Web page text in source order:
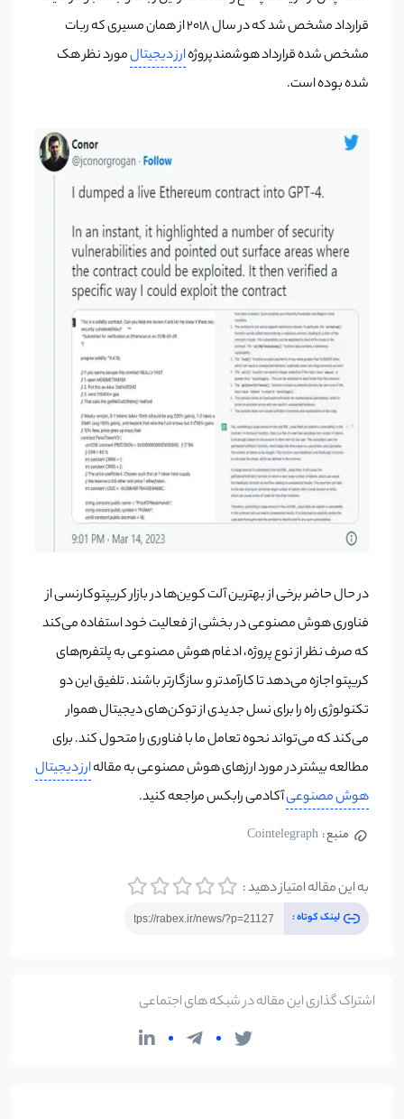
قرارداد مشخص شد که در سال ۲۰۱۸ از همان مسیری که ربات
مشخص شده قرارداد هوشمندپروژهارز دیجیتالمورد نظر هک
شده بوده است.
در حال حاضر برخی از بهترین آلت کوین‌ها در بازار کریپتوکارنسی از
فناوری هوش مصنوعی در بخشی از فعالیت خود استفاده می‌کند
که صرف نظر از نوع پروژه، ادغام هوش مصنوعی به پلتفرم‌های
کریپتو اجازه می‌دهد تا کارآمدتر و سازگارتر باشند. تلفیق این دو
تکنولوژی راه را برای نسل جدیدی از توکن‌های دیجیتال هموار
می‌کند که می‌تواند نحوه تعامل ما با فناوری را متحول کند. برای
مطالعه بیشتر در مورد ارزهای هوش مصنوعی به مقالهارز دیجیتال
هوش مصنوعیآکادمی رابکس مراجعه کنید.
منبع : Cointelegraph
به این مقاله امتیاز دهید :
لینک کوتاه :
اشتراک گذاری این مقاله در شبکه های اجتماعی